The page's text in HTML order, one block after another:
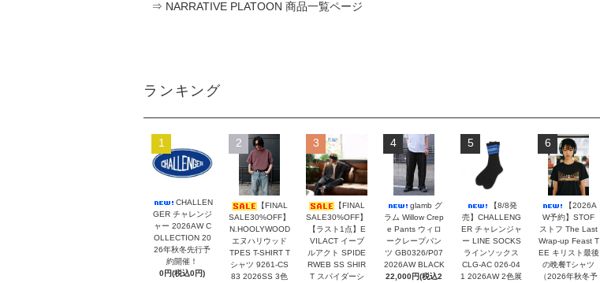
⇒ NARRATIVE PLATOON 商品一覧ページ
ランキング
1
CHALLEN
GER チャレンジ
ャー 2026AW C
OLLECTION 20
26年秋冬先行予
約開催！
0円(税込0円)
2
【FINAL
SALE30%OFF】
N.HOOLYWOOD
エヌハリウッド
TPES T-SHIRT T
シャツ 9261-CS
83 2026SS 3色
3
【FINAL
SALE30%OFF】
【ラスト1点】E
VILACT イーブ
ルアクト SPIDE
RWEB SS SHIR
T スパイダーシ
4
glamb グ
ラム Willow Crep
e Pants ウィロ
ークレープパン
ツ GB0326/P07
2026AW BLACK
22,000円(税込2
5
【8/8発
売】CHALLENG
ER チャレンジャ
ー LINE SOCKS
ラインソックス
CLG-AC 026-04
1 2026AW 2色展
6
【2026A
W予約】STOF
ストフ The Last
Wrap-up Feast T
EE キリスト最後
の晩餐Tシャツ
（2026年秋冬予